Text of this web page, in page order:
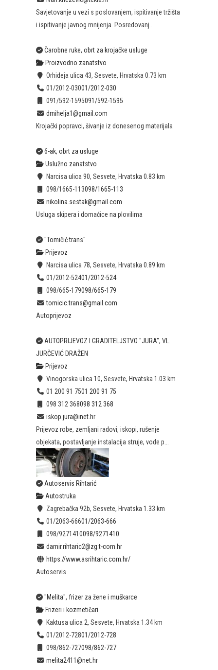
Savjetovanje u vezi s poslovanjem, ispitivanje tržišta
i ispitivanje javnog mnijenja. Posredovanj...
Čarobne ruke, obrt za krojačke usluge
Proizvodno zanatstvo
Orhideja ulica 43, Sesvete, Hrvatska 0.73 km
01/2012-03001/2012-030
091/592-1595091/592-1595
dmihelja1@gmail.com
Krojački popravci, šivanje iz donesenog materijala
6-ak, obrt za usluge
Uslužno zanatstvo
Narcisa ulica 90, Sesvete, Hrvatska 0.83 km
098/1665-113098/1665-113
nikolina.sestak@gmail.com
Usluga skipera i domaćice na plovilima
"Tomičić trans"
Prijevoz
Narcisa ulica 78, Sesvete, Hrvatska 0.89 km
01/2012-52401/2012-524
098/665-179098/665-179
tomicic.trans@gmail.com
Autoprijevoz
AUTOPRIJEVOZ I GRADITELJSTVO "JURA", VL.
JURČEVIĆ DRAŽEN
Prijevoz
Vinogorska ulica 10, Sesvete, Hrvatska 1.03 km
01 200 91 7501 200 91 75
098 312 368098 312 368
iskop.jura@inet.hr
Prijevoz robe, zemljani radovi, iskopi, rušenje
objekata, postavljanje instalacija struje, vode p...
Autoservis Rihtarić
Autostruka
Zagrebačka 92b, Sesvete, Hrvatska 1.33 km
01/2063-66601/2063-666
098/9271410098/9271410
damir.rihtaric2@zg.t-com.hr
https://www.asrihtaric.com.hr/
Autoservis
"Melita", frizer za žene i muškarce
Frizeri i kozmetičari
Kaktusa ulica 2, Sesvete, Hrvatska 1.34 km
01/2012-72801/2012-728
098/862-727098/862-727
melita2411@net.hr